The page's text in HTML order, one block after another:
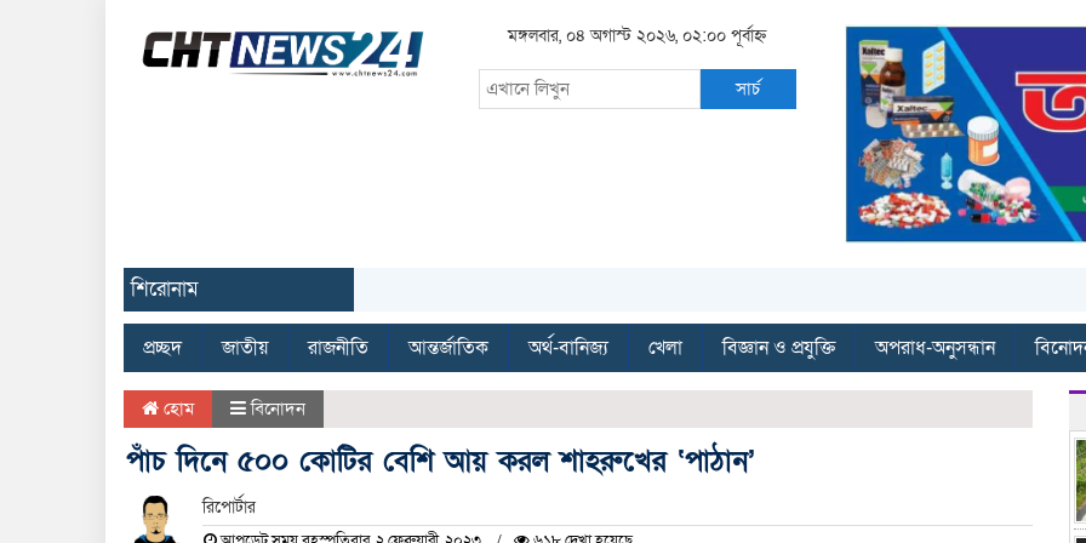
মঙ্গলবার, ০৪ অগাস্ট ২০২৬, ০২:০০ পূর্বাহ্ন
সার্চ
শিরোনাম
প্রচ্ছদ জাতীয় রাজনীতি আন্তর্জাতিক অর্থ-বানিজ্য খেলা বিজ্ঞান ও প্রযুক্তি অপরাধ-অনুসন্ধান
হোম বিনোদন
পাঁচ দিনে ৫০০ কোটির বেশি আয় করল শাহরুখের ‘পাঠান’
রিপোর্টার